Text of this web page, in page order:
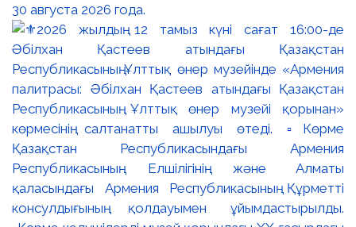
30 августа 2026 года.